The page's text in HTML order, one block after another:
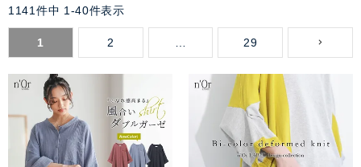
1141 件中 1 -40件表示
1 2 29